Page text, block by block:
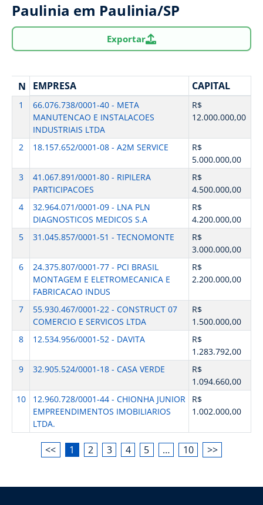
Paulinia em Paulinia/SP
Exportar
N EMPRESA CAPITAL
1
66.076.738/0001-40 - META
MANUTENCAO E INSTALACOES
INDUSTRIAIS LTDA
R$
12.000.000,00
2 18.157.652/0001-08 - A2M SERVICE
R$
5.000.000,00
3
41.067.891/0001-80 - RIPILERA
PARTICIPACOES
R$
4.500.000,00
4
32.964.071/0001-09 - LNA PLN
DIAGNOSTICOS MEDICOS S.A
R$
4.200.000,00
5
31.045.857/0001-51 - TECNOMONTE
R$
3.000.000,00
6
24.375.807/0001-77 - PCI BRASIL
MONTAGEM E ELETROMECANICA E
FABRICACAO INDUS
R$
2.200.000,00
7
55.930.467/0001-22 - CONSTRUCT 07
COMERCIO E SERVICOS LTDA
R$
1.500.000,00
8
12.534.956/0001-52 - DAVITA
R$
1.283.792,00
9
32.905.524/0001-18 - CASA VERDE
R$
1.094.660,00
10
12.960.728/0001-44 - CHIONHA JUNIOR
EMPREENDIMENTOS IMOBILIARIOS
LTDA.
R$
1.002.000,00
<< 1 2 3 4 5 … 10 >>